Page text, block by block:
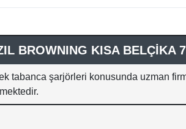
BROWNING KISA BELÇİKA
tabanca şarjörleri konusunda uzman